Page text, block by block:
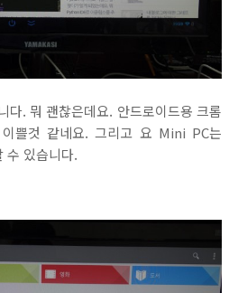
다. 뭐 괜찮은데요. 안드로이드용 크롬
쁠것 같네요. 그리고 요 Mini PC는
수 있습니다.